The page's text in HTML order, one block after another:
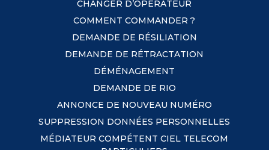
CHANGER D’OPÉRATEUR
COMMENT COMMANDER ?
DEMANDE DE RÉSILIATION
DEMANDE DE RÉTRACTATION
DÉMÉNAGEMENT
DEMANDE DE RIO
ANNONCE DE NOUVEAU NUMÉRO
SUPPRESSION DONNÉES PERSONNELLES
MÉDIATEUR COMPÉTENT CIEL TELECOM